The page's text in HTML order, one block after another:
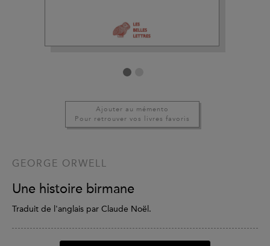
Ajouter au mémento
Pour retrouver vos livres favoris
GEORGE ORWELL
Une histoire birmane
Traduit de l'anglais par Claude Noël.